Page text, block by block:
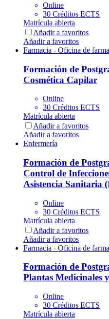
Online
30 Créditos ECTS
Matrícula abierta
Añadir a favoritos
Añadir a favoritos
Farmacia - Oficina de
Formación de
Cosmética Capilar
Online
30 Créditos ECTS
Matrícula abierta
Añadir a favoritos
Añadir a favoritos
Enfermería
Formación de
Control de
Asistencia Sanitaria
Online
30 Créditos ECTS
Matrícula abierta
Añadir a favoritos
Añadir a favoritos
Farmacia - Oficina de
Formación de
Plantas Medicinales
Online
30 Créditos ECTS
Matrícula abierta